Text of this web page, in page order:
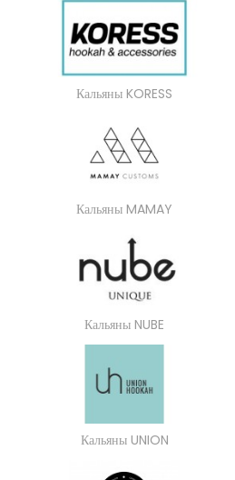
Кальяны KORESS
Кальяны MAMAY
Кальяны NUBE
Кальяны UNION